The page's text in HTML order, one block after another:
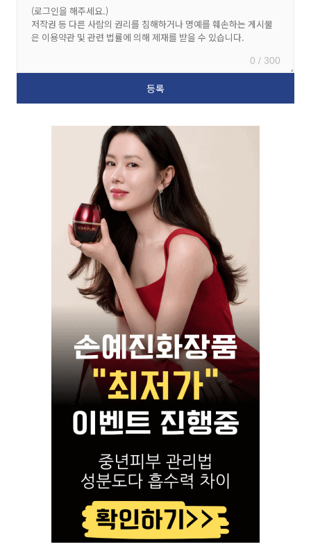
0 / 300